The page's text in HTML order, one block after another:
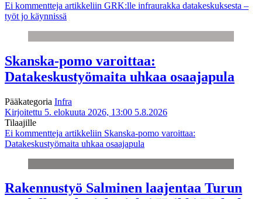
Ei kommentteja artikkeliin GRK:lle infraurakka datakeskuksesta –
työt jo käynnissä
Skanska-pomo varoittaa:
Datakeskustyömaita uhkaa osaajapula
Pääkategoria Infra
Kirjoitettu 5. elokuuta 2026, 13:00 5.8.2026
Tilaajille
Ei kommentteja artikkeliin Skanska-pomo varoittaa:
Datakeskustyömaita uhkaa osaajapula
Rakennustyö Salminen laajentaa Turun